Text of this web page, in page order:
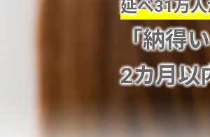
延べ31万
「納得
2カ月以